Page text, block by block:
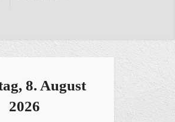
8. August
2026